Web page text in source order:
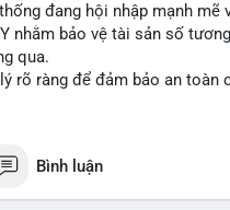
đang hội nhập mạnh mẽ
nhằm bảo vệ tài sản số
qua.
rõ ràng để đảm bảo an toàn
Bình luận